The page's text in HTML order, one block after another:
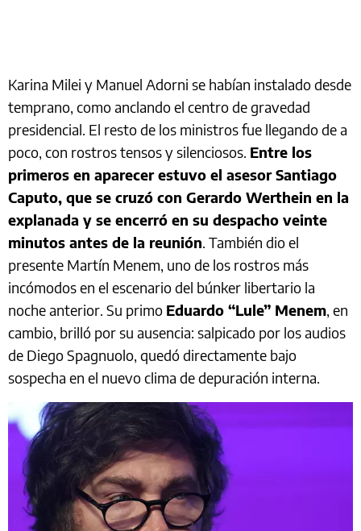
Karina Milei y Manuel Adorni se habían instalado desde
temprano, como anclando el centro de gravedad
presidencial. El resto de los ministros fue llegando de a
poco, con rostros tensos y silenciosos. Entre los
primeros en aparecer estuvo el asesor Santiago
Caputo, que se cruzó con Gerardo Werthein en la
explanada y se encerró en su despacho veinte
minutos antes de la reunión. También dio el
presente Martín Menem, uno de los rostros más
incómodos en el escenario del búnker libertario la
noche anterior. Su primo Eduardo “Lule” Menem, en
cambio, brilló por su ausencia: salpicado por los audios
de Diego Spagnuolo, quedó directamente bajo
sospecha en el nuevo clima de depuración interna.